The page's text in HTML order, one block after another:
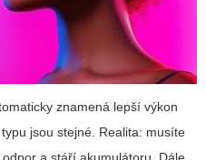
znamená lepší výkon
jsou stejné. Realita: musíte